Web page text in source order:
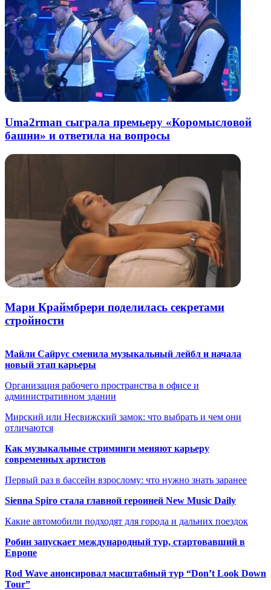
Uma2rman сыграла премьеру «Коромысловой
башни» и ответила на вопросы
Мари Краймбрери поделилась секретами
стройности
Майли Сайрус сменила музыкальный лейбл и начала
новый этап карьеры
Организация рабочего пространства в офисе и
административном здании
Мирский или Несвижский замок: что выбрать и чем они
отличаются
Как музыкальные стриминги меняют карьеру
современных артистов
Первый раз в бассейн взрослому: что нужно знать заранее
Sienna Spiro стала главной героиней New Music Daily
Какие автомобили подходят для города и дальних поездок
Робин запускает международный тур, стартовавший в
Европе
Rod Wave анонсировал масштабный тур “Don’t Look Down
Tour”